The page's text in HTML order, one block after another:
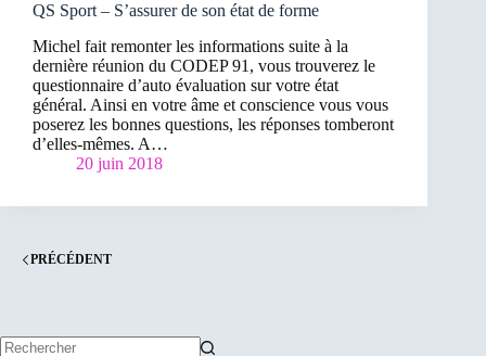
QS Sport – S’assurer de son état de forme
Michel fait remonter les informations suite à la
dernière réunion du CODEP 91, vous trouverez le
questionnaire d’auto évaluation sur votre état
général. Ainsi en votre âme et conscience vous vous
poserez les bonnes questions, les réponses tomberont
d’elles-mêmes. A…
20 juin 2018
PRÉCÉDENT